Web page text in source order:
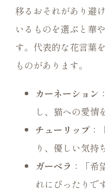
移るおそれがあり避
いるものを選ぶと華
す。代表的な花言葉
ものがあります。
カーネーション
し、猫への愛情
チューリップ ：
り、優しい気持
ガーベラ ：「希
れにぴったりで